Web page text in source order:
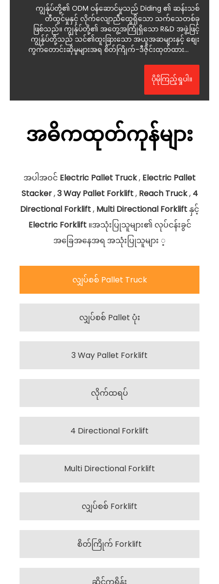
ကျွန်ုပ်တို့၏ ODM ဝန်ဆောင်မှုသည် Diding ၏ ဆန်းသစ်
တီထွင်မှုနှင့် လိုက်လျောညီထွေရှိသော သက်သေတစ်ခု
ဖြစ်သည်။ ကျွန်ုပ်တို့၏ အတွေ့အကြုံရှိသော R&D အဖွဲ့ဖြင့်
ကျွန်ုပ်တို့သည် သင်၏ထူးခြားသော အယူအဆများနှင့် စျေး
ကွက်တောင်းဆိုမှုများအရ စိတ်ကြိုက်-ဒီဇိုင်းထုတ်ထားသော
ပိုမိုကြည့်ရှုပါ။
အဓိကထုတ်ကုန်များ
အပါအဝင် Electric Pallet Truck, Electric Pallet
Stacker,3 Way Pallet Forklift, Reach Truck, 4
Directional Forklift, Multi Directional Forkliftနှင့်
Electric Forklift ။အသုံးပြုသူများ၏ လုပ်ငန်းခွင်
အခြေအနေအရ အသုံးပြုသူများ ့
လျှပ်စစ် Pallet Truck
လျှပ်စစ် Pallet ပုံး
3 Way Pallet Forklift
လိုက်ထရပ်
4 Directional Forklift
Multi Directional Forklift
လျှပ်စစ် Forklift
စိတ်ကြိုက် Forklift